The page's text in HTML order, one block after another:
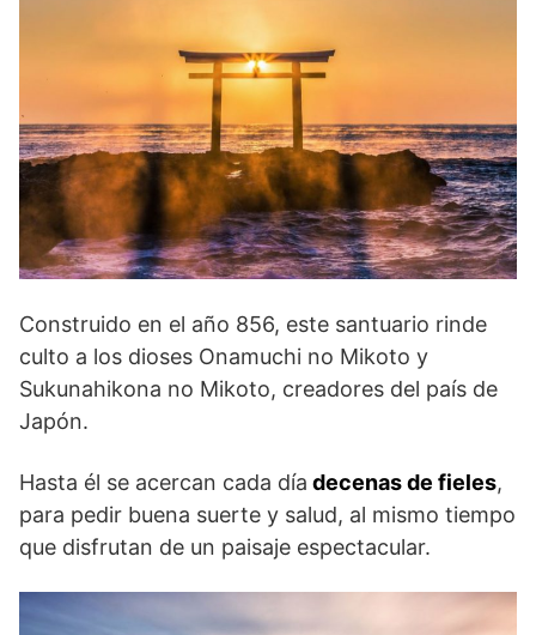
Construido en el año 856, este santuario rinde
culto a los dioses Onamuchi no Mikoto y
Sukunahikona no Mikoto, creadores del país de
Japón.
Hasta él se acercan cada día decenas de fieles,
para pedir buena suerte y salud, al mismo tiempo
que disfrutan de un paisaje espectacular.